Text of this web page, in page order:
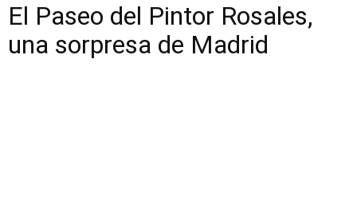
El Paseo del Pintor Rosales,
una sorpresa de Madrid